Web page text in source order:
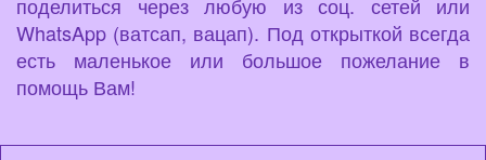
поделиться через любую из соц. сетей или
WhatsApp (ватсап, вацап). Под открыткой всегда
есть маленькое или большое пожелание в
помощь Вам!